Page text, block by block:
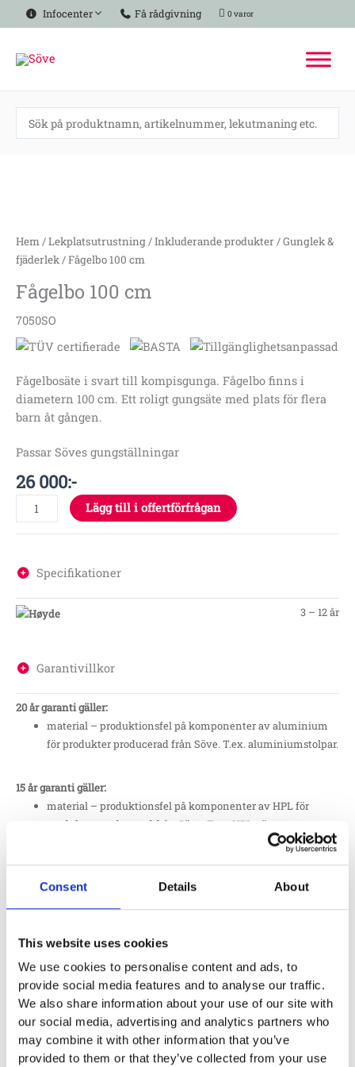
Consent Details About
This website uses cookies
We use cookies to personalise content and ads, to
provide social media features and to analyse our traffic.
We also share information about your use of our site with
our social media, advertising and analytics partners who
may combine it with other information that you’ve
provided to them or that they’ve collected from your use
Hoppa
till
Infocenter Få rådgivning 0 varor
Hem/Lekplatsutrustning/Inkluderande produkter/Gunglek &
fjäderlek/ Fågelbo 100 cm
Fågelbo 100 cm
7050SO
Fågelbosäte i svart till kompisgunga. Fågelbo finns i
diametern 100 cm. Ett roligt gungsäte med plats för flera
barn åt gången.
Passar Söves gungställningar
26 000:-
Lägg till i offertförfrågan
Specifikationer
3 – 12 år
Garantivillkor
20 år garanti gäller:
material – produktionsfel på komponenter av aluminium
för produkter producerad från Söve. T.ex. aluminiumstolpar.
15 år garanti gäller:
material – produktionsfel på komponenter av HPL för
produkter producerad från Söve. T.ex. HPL väggar
12 år garanti gäller:
material – produktionsfel på delar av robinia från Europlay
10 år garanti gäller:
material – produktionsfel på galvaniserade delar och andra
ej lackade delar av stål, samt plattor av HDPE. T.ex.
stålstolpar
material – produktionsfel på delar av lärk och ek från
Europlay och Eibe: Mot rost på produkter från Erlau:
aluminium och galvade delar från Husson.